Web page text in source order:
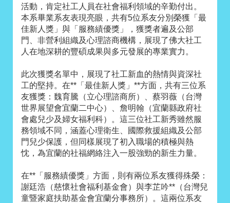
活動，肯定社工人員在社會福利領域的辛勤付出。
本系畢業系友表現亮眼，共有5位系友分別榮獲「最
佳新人獎」與「服務績優獎」，獲獎者遍及公部
門、非營利組織及心理諮商機構，展現了佛大社工
人在地深耕的豐碩成果與多元發展的專業實力。
此次獲獎名單中，展現了社工新血的熱情與資深社
工的堅持。在**「最佳新人獎」**方面，共有三位系
友獲獎：魏育騰（立心理諮商所）、蔡羽薇（台灣
世界展望會宜蘭二中心）、詹明翰（宜蘭縣政府社
會處兒少及婦女福利科）。這三位社工新秀雖然服
務領域不同，涵蓋心理衛生、國際救援組織及公部
門兒少保護，但同樣展現了初入職場的積極與熱
忱，為宜蘭的社福網絡注入一股強勁的新生力量。
在**「服務績優獎」方面，則有兩位系友獲得殊榮：
謝廷浩（慈懷社會福利基金會）與李芷吟**（台灣兒
童暨家庭扶助基金會宜蘭分事務所）。這兩位系友